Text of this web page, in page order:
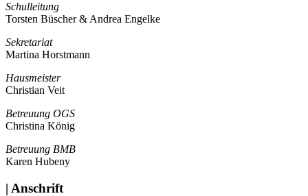
Schulleitung
Torsten Büscher & Andrea Engelke
Sekretariat
Martina Horstmann
Hausmeister
Christian Veit
Betreuung OGS
Christina König
Betreuung BMB
Karen Hubeny
| Anschrift